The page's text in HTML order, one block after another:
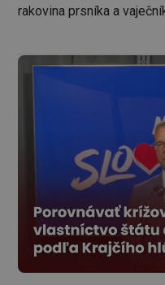
rakovina prsníka a